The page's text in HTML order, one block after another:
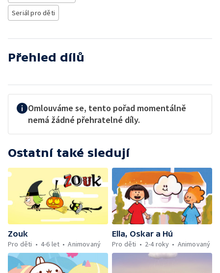
Seriál pro děti
Přehled dílů
Omlouváme se, tento pořad momentálně
nemá žádné přehratelné díly.
Ostatní také sledují
Zouk
Pro děti
4-6 let Animovaný
Ella, Oskar a Hú
Pro děti
2-4 roky Animovaný